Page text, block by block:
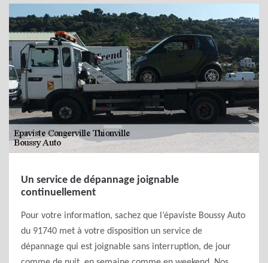
Un service de dépannage joignable
continuellement
Pour votre information, sachez que l’épaviste Boussy Auto
du 91740 met à votre disposition un service de
dépannage qui est joignable sans interruption, de jour